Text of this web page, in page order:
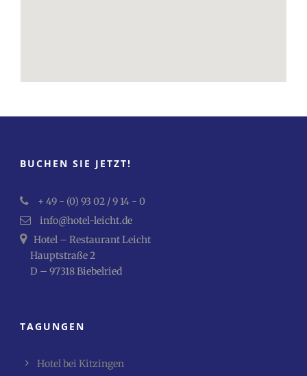
BUCHEN SIE JETZT!
+ 49 - (0) 93 02 / 9 14 - 0
info@hotel-leicht.de
Hotel – Restaurant Leicht
Hauptstraße 2
D – 97318 Biebelried
TAGUNGEN
Hotel bei Kitzingen